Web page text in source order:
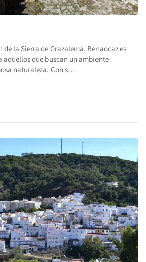
la Sierra de Grazalema, Benaocaz es
que buscan un ambiente
naturaleza. Con s…